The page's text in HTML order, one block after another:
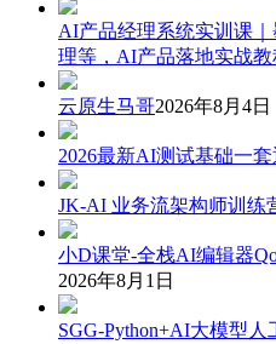
AI产品经理系统实训课
理等，AI产品落地实战教
云原生马哥2026年8月4日
2026最新AI测试基础一套
JK-AI 业务流架构师训练
小D课堂-全栈AI编辑器
2026年8月1日
SGG-Python+AI大模型人